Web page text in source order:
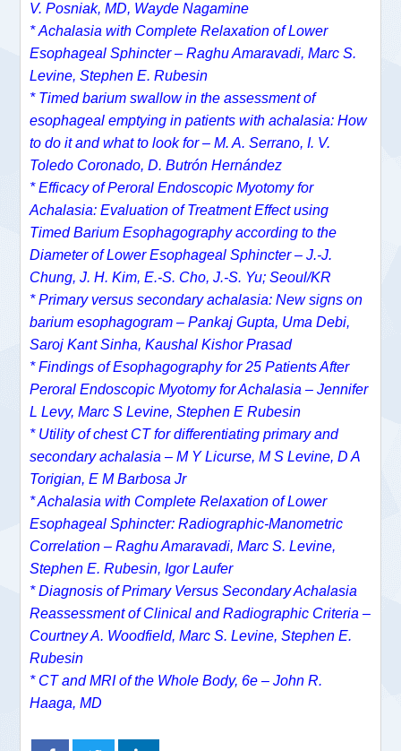
V. Posniak, MD, Wayde Nagamine
*Achalasia with Complete Relaxation of Lower
Esophageal Sphincter – Raghu Amaravadi, Marc S.
Levine, Stephen E. Rubesin
* Timed barium swallow in the assessment of
esophageal emptying in patients with achalasia: How
to do it and what to look for – M. A. Serrano, I. V.
Toledo Coronado, D. Butrón Hernández
* Efficacy of Peroral Endoscopic Myotomy for
Achalasia: Evaluation of Treatment Effect using
Timed Barium Esophagography according to the
Diameter of Lower Esophageal Sphincter – J.-J.
Chung, J. H. Kim, E.-S. Cho, J.-S. Yu; Seoul/KR
* Primary versus secondary achalasia: New signs on
barium esophagogram – Pankaj Gupta, Uma Debi,
Saroj Kant Sinha, Kaushal Kishor Prasad
* Findings of Esophagography for 25 Patients After
Peroral Endoscopic Myotomy for Achalasia – Jennifer
L Levy, Marc S Levine, Stephen E Rubesin
* Utility of chest CT for differentiating primary and
secondary achalasia – M Y Licurse, M S Levine, D A
Torigian, E M Barbosa Jr
* Achalasia with Complete Relaxation of Lower
Esophageal Sphincter: Radiographic-Manometric
Correlation – Raghu Amaravadi, Marc S. Levine,
Stephen E. Rubesin, Igor Laufer
* Diagnosis of Primary Versus Secondary Achalasia
Reassessment of Clinical and Radiographic Criteria –
Courtney A. Woodfield, Marc S. Levine, Stephen E.
Rubesin
* CT and MRI of the Whole Body, 6e – John R.
Haaga, MD